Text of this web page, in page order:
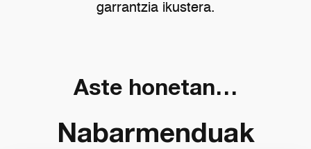
garrantzia ikustera.
Aste honetan…
Nabarmenduak